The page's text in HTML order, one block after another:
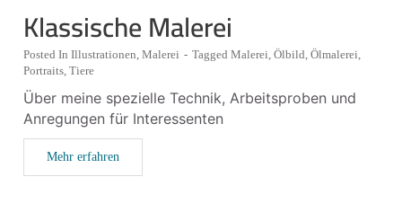
Klassische Malerei
Posted In Illustrationen Malerei - Tagged Malerei Ölbild Ölmalerei
Portraits Tiere
Über meine spezielle Technik, Arbeitsproben und
Anregungen für Interessenten
Mehr erfahren